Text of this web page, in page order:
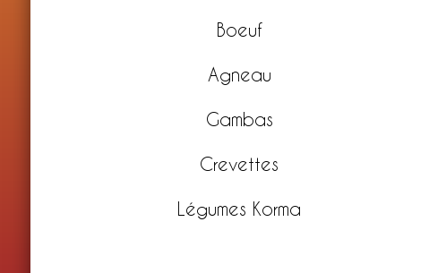
Boeuf
Agneau
Gambas
Crevettes
Légumes Korma